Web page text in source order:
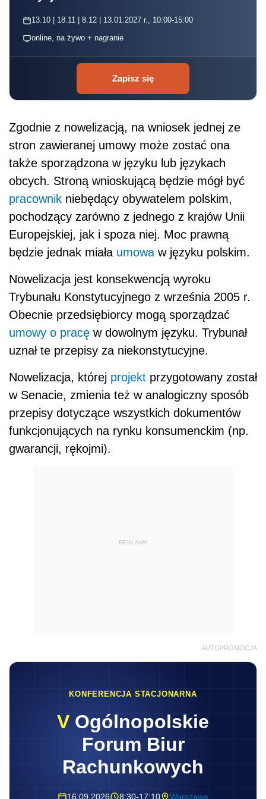
13.10 | 18.11 | 8.12 | 13.01.2027 r., 10:00-15:00
online, na żywo + nagranie
Zapisz się
Zgodnie z nowelizacją, na wniosek jednej ze
stron zawieranej umowy może zostać ona
także sporządzona w języku lub językach
obcych. Stroną wnioskującą będzie mógł być
pracownik niebędący obywatelem polskim,
pochodzący zarówno z jednego z krajów Unii
Europejskiej, jak i spoza niej. Moc prawną
będzie jednak miała umowa w języku polskim.
Nowelizacja jest konsekwencją wyroku
Trybunału Konstytucyjnego z września 2005 r.
Obecnie przedsiębiorcy mogą sporządzać
umowy o pracę w dowolnym języku. Trybunał
uznał te przepisy za niekonstytucyjne.
Nowelizacja, której projekt przygotowany został
w Senacie, zmienia też w analogiczny sposób
przepisy dotyczące wszystkich dokumentów
funkcjonujących na rynku konsumenckim (np.
gwarancji, rękojmi).
REKLAMA
AUTOPROMOCJA
KONFERENCJA STACJONARNA
V Ogólnopolskie
Forum Biur
Rachunkowych
16.09.2026 8:30-17:10 Warszawa